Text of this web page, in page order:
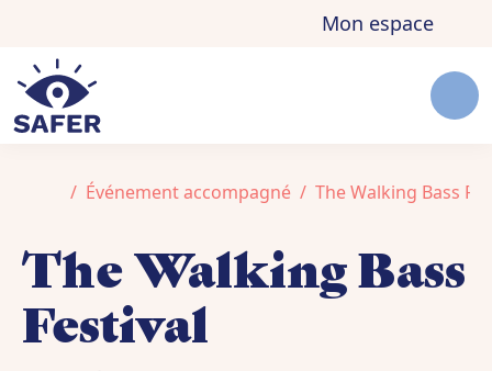
Mon espace
Accueil
Événement accompagné The Walking Bass
The Walking Bass
Festival